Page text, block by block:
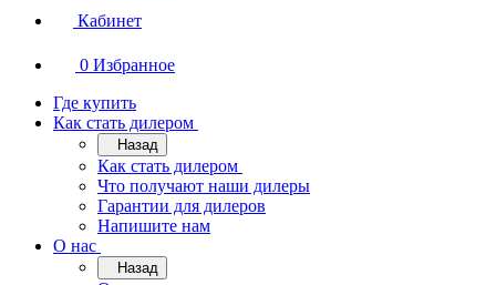
Кабинет
0 Избранное
Где купить
Как стать дилером
Назад
Как стать дилером
Что получают наши дилеры
Гарантии для дилеров
Напишите нам
О нас
Назад